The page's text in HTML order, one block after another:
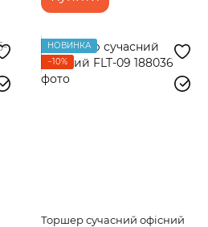
НОВИНКА
−10%
Торшер сучасний офісний